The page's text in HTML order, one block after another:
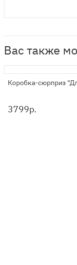
Вас также
Коробка-сюрприз
3799р.